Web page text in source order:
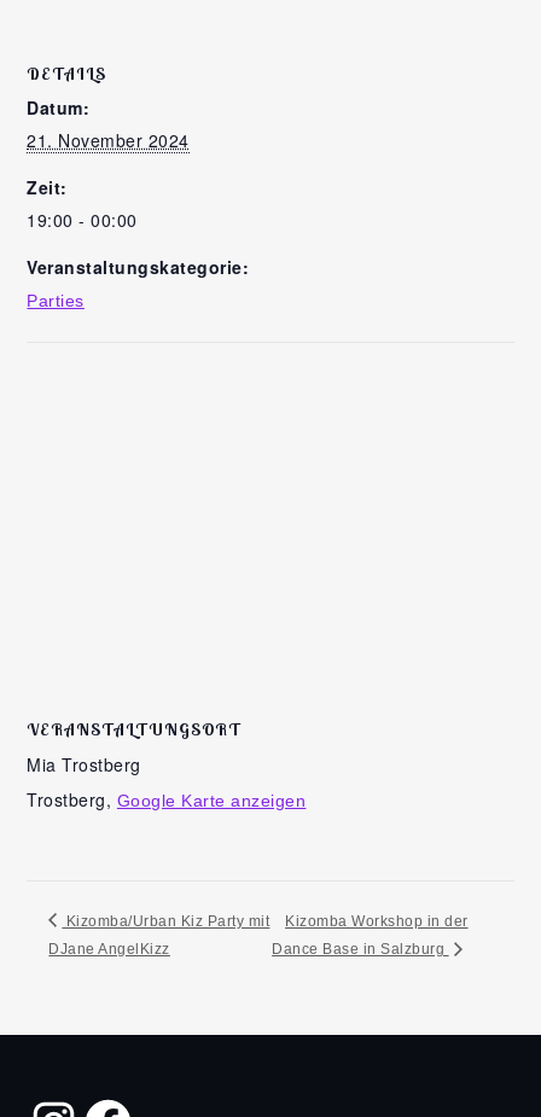
DETAILS
Datum:
21. November 2024
Zeit:
19:00 - 00:00
Veranstaltungskategorie:
Parties
VERANSTALTUNGSORT
Mia Trostberg
Trostberg, Google Karte anzeigen
Kizomba/Urban Kiz Party mit
DJane AngelKizz
Kizomba Workshop in der
Dance Base in Salzburg